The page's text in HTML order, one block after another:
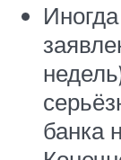
банка